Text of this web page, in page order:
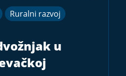
Ruralni razvoj
u